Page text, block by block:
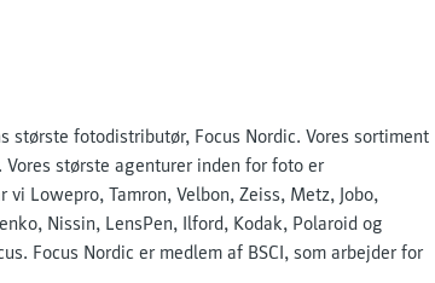
største fotodistributør, Focus Nordic. Vores sortiment
største agenturer inden for foto er
Lowepro, Tamron, Velbon, Zeiss, Metz, Jobo,
Nissin, LensPen, Ilford, Kodak, Polaroid og
Focus Nordic er medlem af BSCI, som arbejder for